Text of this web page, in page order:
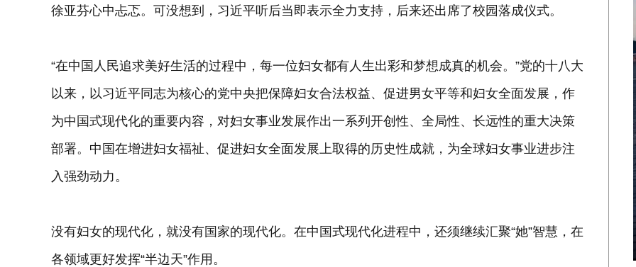
徐亚芬心中忐忑。可没想到，习近平听后当即表示全力支持，后来还出席了校园落成仪式。
“在中国人民追求美好生活的过程中，每一位妇女都有人生出彩和梦想成真的机会。”党的十八大
以来，以习近平同志为核心的党中央把保障妇女合法权益、促进男女平等和妇女全面发展，作
为中国式现代化的重要内容，对妇女事业发展作出一系列开创性、全局性、长远性的重大决策
部署。中国在增进妇女福祉、促进妇女全面发展上取得的历史性成就，为全球妇女事业进步注
入强劲动力。
没有妇女的现代化，就没有国家的现代化。在中国式现代化进程中，还须继续汇聚“她”智慧，在
各领域更好发挥“半边天”作用。